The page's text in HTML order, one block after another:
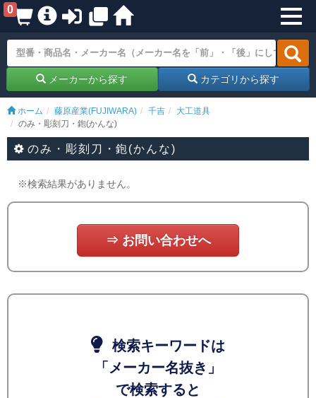
0
メーカーから探す カテゴリから探す
ホーム 藤原産業(FUJIWARA) 千吉
大工道具
のみ・彫刻刀・鉋(かんな)
のみ・彫刻刀・鉋(かんな)
※検索結果がありません。
⇒ お問い合わせへ
検索キーワードは
「メーカー名抜き」
で検索すると